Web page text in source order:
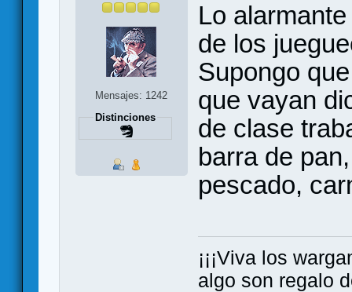
Mensajes: 1242
Distinciones
Lo
de los
Supongo
que vayan
de clase
barra de
pescado,
¡¡¡Viva los
algo son regalo